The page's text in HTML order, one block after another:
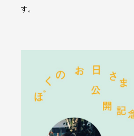
す。